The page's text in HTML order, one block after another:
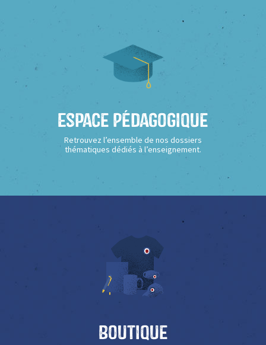
Espace Pédagogique
Retrouvez l’ensemble de nos dossiers
thématiques dédiés à l’enseignement.
Boutique